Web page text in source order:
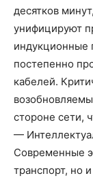
десятков
унифицируют
индукционные
постепенно
кабелей.
стороне сети,
—
Современные
транспорт, но